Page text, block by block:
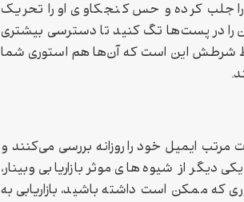
جلب کرده و حس کنجکاوی او را تحریک
را در پست‌ها تگ کنید تا دسترسی بیشتری
شرطش این است که آن‌ها هم استوری شما
ایمیل‌ خود را روزانه بررسی می‌کنند و
دیگر از شیوه‌های موثر بازاریابی وبینار،
که ممکن است داشته باشید، بازاریابی به